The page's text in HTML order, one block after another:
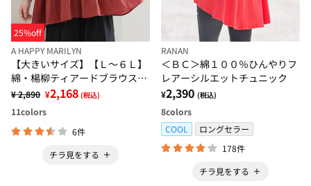
25%off
A HAPPY MARILYN
【大きいサイズ】【Ｌ～６Ｌ】
綿・楊柳ティアードブラウス
【風通るプレミアム】
¥ 2,890 ¥2,168 (税込)
11colors
6件
チラ見をする
RANAN
＜ＢＣ＞綿１００％ひんやりフ
レアーシルエットチュニック
¥2,390 (税込)
8colors
COOL
ロングセラー
178件
チラ見をする